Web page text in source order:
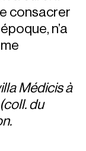
consacrer
n’a
Médicis à
du